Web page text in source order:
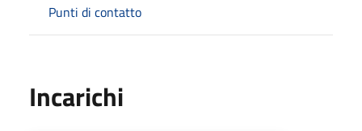
Punti di contatto
Incarichi